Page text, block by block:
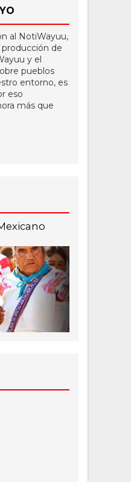
al NotiWayuu,
de
y el
pueblos
entorno, es
eso
más que